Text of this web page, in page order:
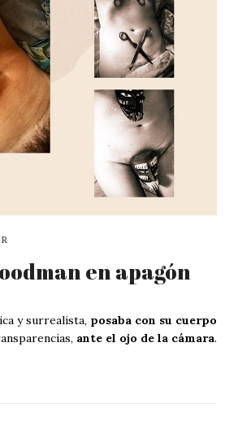
en apagón
y surrealista, posaba con su cuerpo
ante el ojo de la cámara.